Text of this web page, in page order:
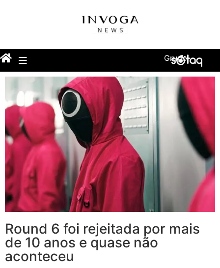
Grupo
Round 6 foi rejeitada por mais
de 10 anos e quase não
aconteceu